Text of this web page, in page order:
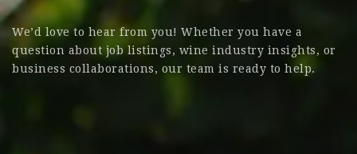
We’d love to hear from you! Whether you have a
question about job listings, wine industry insights, or
business collaborations, our team is ready to help.